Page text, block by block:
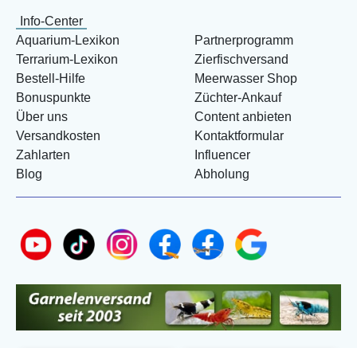
Info-Center
Aquarium-Lexikon
Terrarium-Lexikon
Bestell-Hilfe
Bonuspunkte
Über uns
Versandkosten
Zahlarten
Blog
Partnerprogramm
Zierfischversand
Meerwasser Shop
Züchter-Ankauf
Content anbieten
Kontaktformular
Influencer
Abholung